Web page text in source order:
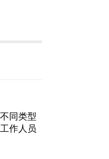
同类型
作人员